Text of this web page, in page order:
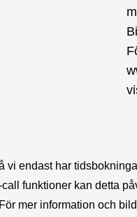
endast har
funktioner kan detta
mer information och